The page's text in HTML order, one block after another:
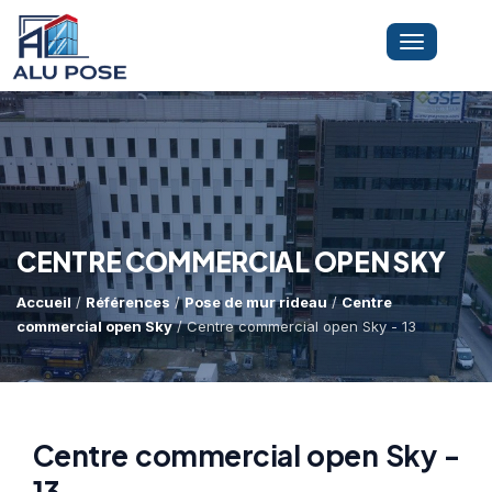
LA SOCIÉTÉ
PRESTATIONS
Dépannage Vitrages
Vitrine Magasin
Recherche De Fuite
MINI-GRUE ARAIGNÉE
Accès Difficiles
Toggle
CENTRE COMMERCIAL OPEN SKY
Accueil/ Références /Pose de mur rideau/Centre
commercial open Sky/ Centre commercial open Sky - 13
Centre commercial open Sky -